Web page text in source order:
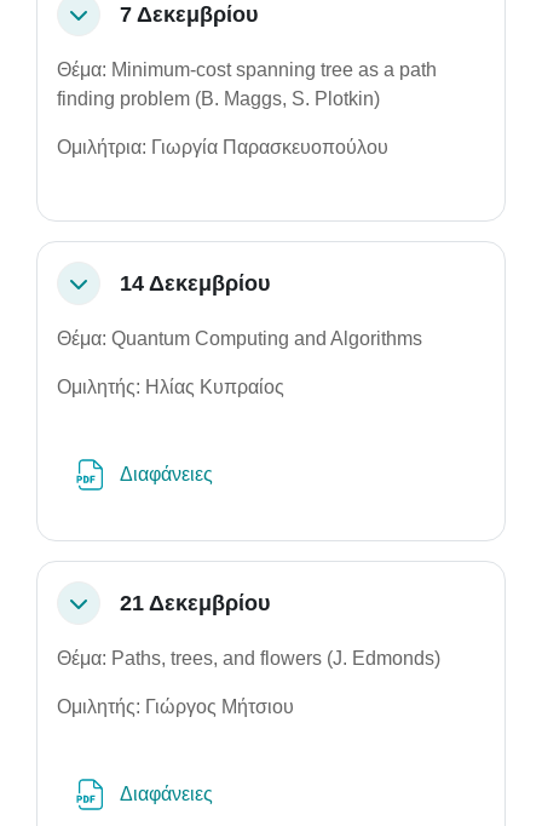
Collapse7 Δεκεμβρίου
Θέμα: Minimum-cost spanning tree as a path
finding problem (B. Maggs, S. Plotkin)
Ομιλήτρια: Γιωργία Παρασκευοπούλου
Collapse14 Δεκεμβρίου
Θέμα: Quantum Computing and Algorithms
Ομιλητής: Ηλίας Κυπραίος
Διαφάνειες
Collapse21 Δεκεμβρίου
Θέμα: Paths, trees, and flowers (J. Edmonds)
Ομιλητής: Γιώργος Μήτσιου
Διαφάνειες